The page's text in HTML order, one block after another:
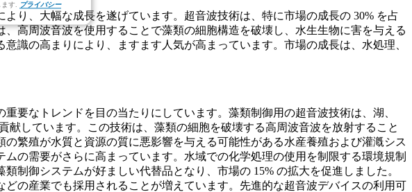
す. プライバシー
り、大幅な成長を遂げています。超音波技術は、特に市場の成長の 30% を占
高周波音波を使用することで藻類の細胞構造を破壊し、水生生物に害を与える
識の高まりにより、ますます人気が高まっています。市場の成長は、水処理、
要なトレンドを目の当たりにしています。藻類制御用の超音波技術は、湖、
しています。この技術は、藻類の細胞を破壊する高周波音波を放射すること
繁殖が水質と資源の質に悪影響を与える可能性がある水産養殖および灌漑シス
の需要がさらに高まっています。水域での化学処理の使用を制限する環境規制
制御システムが好ましい代替品となり、市場の 15% の拡大を促進しました。
の産業でも採用されることが増えています。先進的な超音波デバイスの利用可